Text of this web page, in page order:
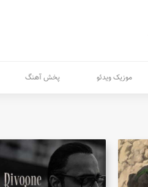
موزیک ویدئو پخش آهنگ